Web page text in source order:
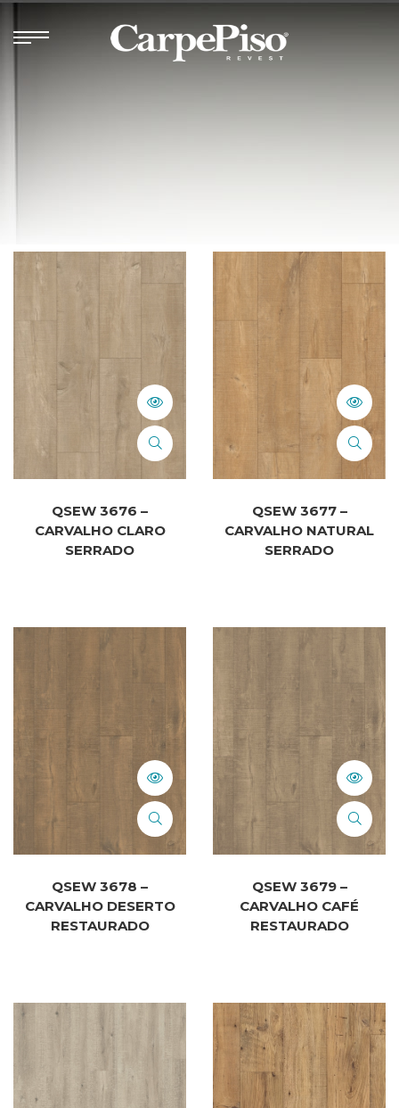
QSEW 3676 –
CARVALHO CLARO
SERRADO
QSEW 3677 –
CARVALHO NATURAL
SERRADO
QSEW 3678 –
CARVALHO DESERTO
RESTAURADO
QSEW 3679 –
CARVALHO CAFÉ
RESTAURADO